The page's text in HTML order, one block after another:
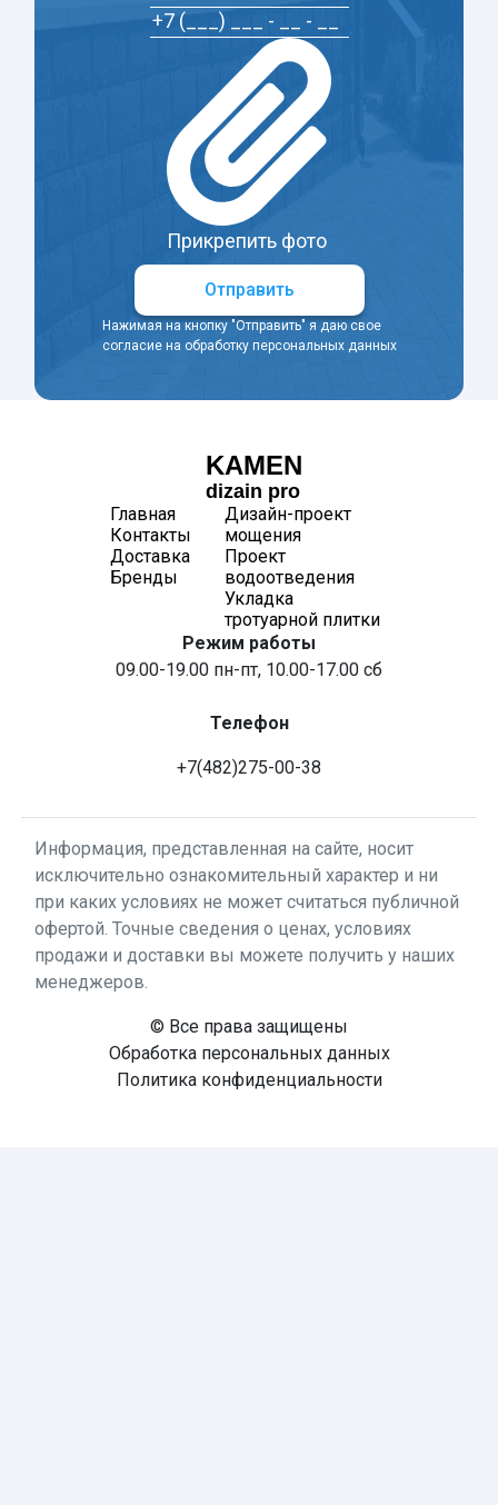
Прикрепить фото
Отправить
Нажимая на кнопку "Отправить" я даю свое
согласие на обработку персональных данных
KAMEN
dizain pro
Главная
Контакты
Доставка
Бренды
Дизайн-проект
мощения
Проект
водоотведения
Укладка
тротуарной плитки
Режим работы
09.00-19.00 пн-пт, 10.00-17.00 сб
Телефон
+7(482)275-00-38
Информация, представленная на сайте, носит
исключительно ознакомительный характер и ни
при каких условиях не может считаться публичной
офертой. Точные сведения о ценах, условиях
продажи и доставки вы можете получить у наших
менеджеров.
© Все права защищены
Обработка персональных данных
Политика конфиденциальности